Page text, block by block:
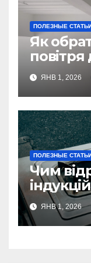
ПОЛЕЗНЫЕ
Як
кімнати
ЯНВ 1, 2026
ПОЛЕЗНЫЕ
Чим
ЯНВ 1, 2026